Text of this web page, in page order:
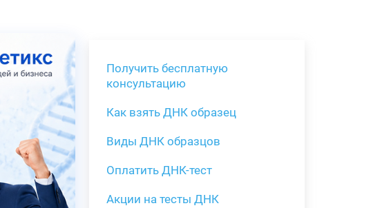
Получить бесплатную
консультацию
Как взять ДНК образец
Виды ДНК образцов
Оплатить ДНК-тест
Акции на тесты ДНК